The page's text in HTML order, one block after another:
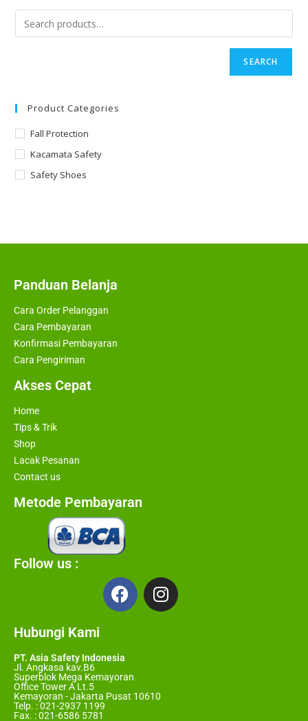
SEARCH
Product Categories
Fall Protection
Kacamata Safety
Safety Shoes
Panduan Belanja
Cara Order Pelanggan
Cara Pembayaran
Konfirmasi Pembayaran
Cara Pengiriman
Akses Cepat
Home
Tips & Trik
Shop
Lacak Pesanan
Contact us
Metode Pembayaran
Follow us :
Hubungi Kami
PT. Asia Safety Indonesia
Jl. Angkasa kav.B6
Superblok Mega Kemayoran
Office Tower A Lt.5
Kemayoran - Jakarta Pusat 10610
Telp. : 021-2937 1199
Fax. : 021-6586 5781